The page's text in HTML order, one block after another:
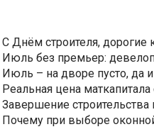
С Днём строителя, дорогие
Июль без премьер:
Июль – на дворе пусто, да
Реальная цена
Завершение
Почему при выборе